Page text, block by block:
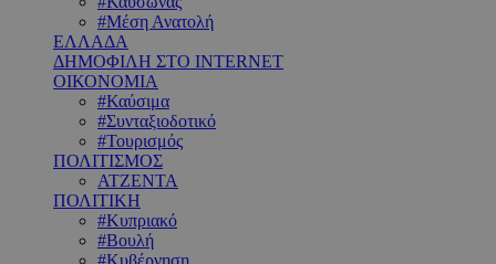
#Μέση Ανατολή
ΕΛΛΑΔΑ
ΔΗΜΟΦΙΛΗ ΣΤΟ INTERNET
ΟΙΚΟΝΟΜΙΑ
#Καύσιμα
#Συνταξιοδοτικό
#Τουρισμός
ΠΟΛΙΤΙΣΜΟΣ
ΑΤΖΕΝΤΑ
ΠΟΛΙΤΙΚΗ
#Κυπριακό
#Βουλή